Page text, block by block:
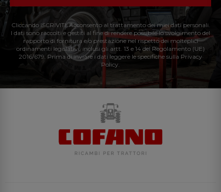
Cliccando ISCRIVITI: Acconsento al trattamento dei miei dati personali.
I dati sono raccolti e gestiti al fine di rendere possibile lo svolgimento del
rapporto di fornitura e/o prestazione nel rispetto dei molteplici
ordinamenti legislativi, inclusi gli artt. 13 e 14 del Regolamento (UE)
2016/679. Prima di inviare i dati leggere le specifiche sulla Privacy
Policy.